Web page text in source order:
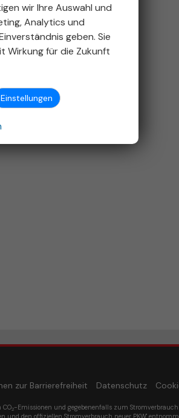
zur Barrierefreiheit Datenschutz
CO2-Emissionen und gegebenenfalls zum Stromverbrauch
und den offiziellen Stromverbrauch neuer PKW'
wir Ihre Auswahl und
Analytics und
geben. Sie
Wirkung für die Zukunft
Einstellungen